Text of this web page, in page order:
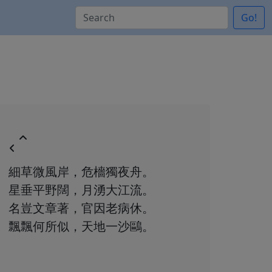
Go!
細草微風岸，危檣獨夜舟。
星垂平野闊，月湧大江流。
名豈文章著，官因老病休。
飄飄何所似，天地一沙鷗。